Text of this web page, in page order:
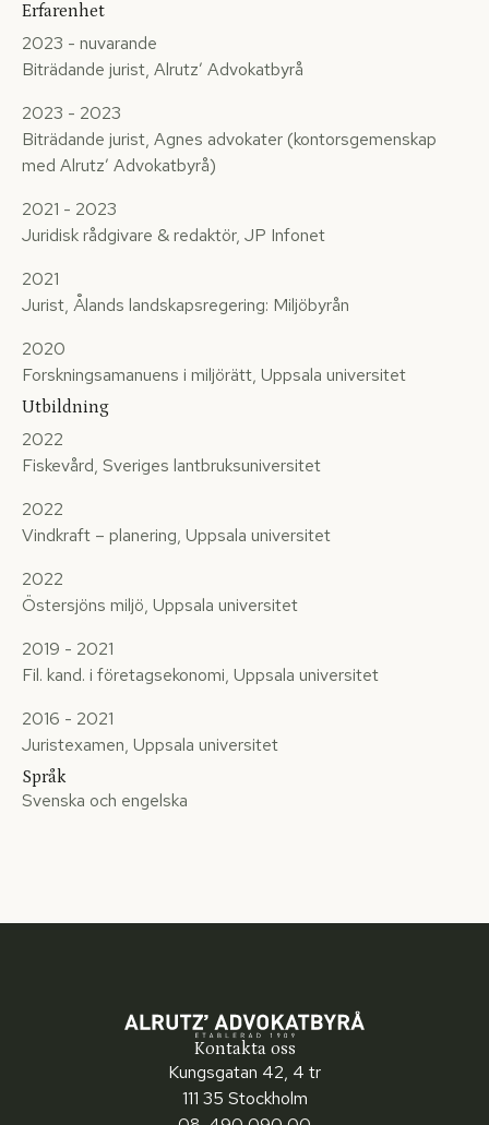
Erfarenhet
2023 - nuvarande
Biträdande jurist, Alrutz’ Advokatbyrå
2023 - 2023
Biträdande jurist, Agnes advokater (kontorsgemenskap
med Alrutz’ Advokatbyrå)
2021 - 2023
Juridisk rådgivare & redaktör, JP Infonet
2021
Jurist, Ålands landskapsregering: Miljöbyrån
2020
Forskningsamanuens i miljörätt, Uppsala universitet
Utbildning
2022
Fiskevård, Sveriges lantbruksuniversitet
2022
Vindkraft – planering, Uppsala universitet
2022
Östersjöns miljö, Uppsala universitet
2019 - 2021
Fil. kand. i företagsekonomi, Uppsala universitet
2016 - 2021
Juristexamen, Uppsala universitet
Språk
Svenska och engelska
Kontakta oss
Kungsgatan 42, 4 tr
111 35 Stockholm